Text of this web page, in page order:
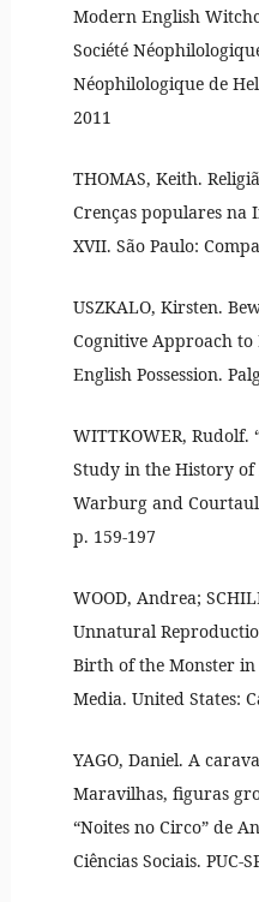
Modern English
Société
Néophilologique de
2011
THOMAS, Keith.
Crenças populares na
XVII. São Paulo:
USZKALO, Kirsten.
Cognitive Approach
English Possession.
WITTKOWER, Rudolf.
Study in the History of
Warburg and
p. 159-197
WOOD, Andrea;
Unnatural
Birth of the Monster
Media. United States:
YAGO, Daniel. A
Maravilhas, figuras
“Noites no Circo” de
Ciências Sociais. PUC-